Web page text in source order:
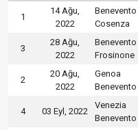
1
14 Ağu,
2022
Benevento
Cosenza
3
28 Ağu,
2022
Benevento
Frosinone
2
20 Ağu,
2022
Genoa
Benevento
4 03 Eyl, 2022
Venezia
Benevento